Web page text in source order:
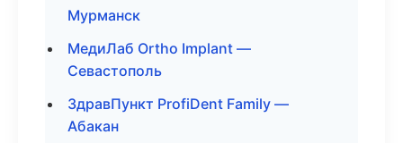
Мурманск
МедиЛаб Ortho Implant —
Севастополь
ЗдравПункт ProfiDent Family —
Абакан